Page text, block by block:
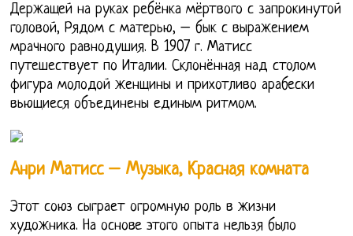
Держащей на руках ребёнка мёртвого с запрокинутой
головой, Рядом с матерью, – бык с выражением
мрачного равнодушия. В 1907 г. Матисс
путешествует по Италии. Склонённая над столом
фигура молодой женщины и прихотливо арабески
вьющиеся объединены единым ритмом.
Анри Матисс – Музыка, Красная комната
Этот союз сыграет огромную роль в жизни
художника. На основе этого опыта нельзя было